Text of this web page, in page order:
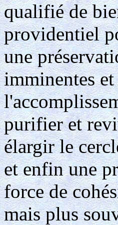
qualifié de
providentiel
une
imminentes
purifier et
élargir le
et enfin une
force de
mais plus